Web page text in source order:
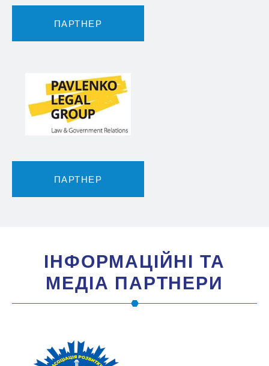
ПАРТНЕР
ПАРТНЕР
IНФОРМАЦIЙНI ТА
МЕДIА ПАРТНЕРИ